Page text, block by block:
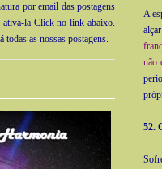
A
não
52.
por email das postagens
la Click no link abaixo.
todas as nossas postagens.